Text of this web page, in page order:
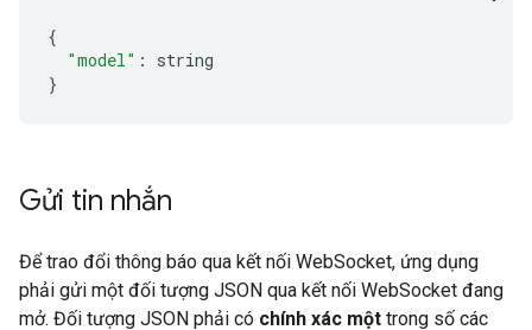
{
"model" :
string
}
Gửi tin nhắn
Để trao đổi thông báo qua kết nối WebSocket, ứng dụng
phải gửi một đối tượng JSON qua kết nối WebSocket đang
mở. Đối tượng JSON phải có chính xác một trong số các